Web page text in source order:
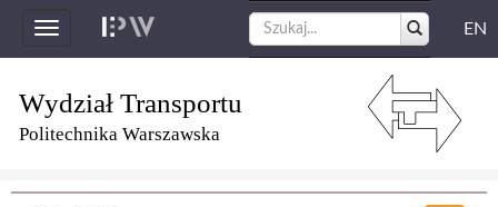
Toggle
navigation
EN
Wydział Transportu
Politechnika Warszawska